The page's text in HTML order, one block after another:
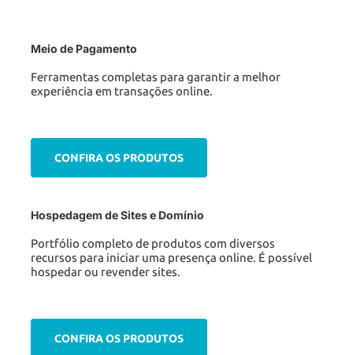
Meio de Pagamento
Ferramentas completas para garantir a melhor
experiência em transações online.
CONFIRA OS PRODUTOS
Hospedagem de Sites e Domínio
Portfólio completo de produtos com diversos
recursos para iniciar uma presença online. É possível
hospedar ou revender sites.
CONFIRA OS PRODUTOS